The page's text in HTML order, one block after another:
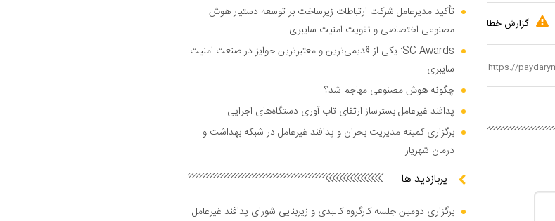
گزارش خطا
تأکید مدیرعامل شرکت ارتباطات زیرساخت بر توسعه دستیار هوش
مصنوعی اختصاصی و تقویت امنیت سایبری
SC Awards: یکی از قدیمی‌ترین و معتبرترین جوایز در صنعت امنیت
سایبری
چگونه هوش مصنوعی مهاجم شد؟
پدافند غیرعامل بسترساز ارتقای تاب آوری دستگاه‌های اجرایی
برگزاری کمیته مدیریت بحران و پدافند غیرعامل در شبکه بهداشت و
درمان شهریار
پربازدید ها
برگزاری دومین جلسه کارگروه کالبدی و زیربنایی شورای پدافند غیرعامل